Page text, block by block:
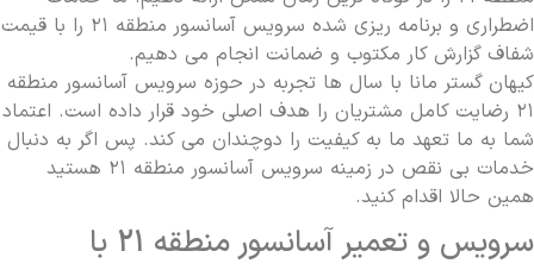
اضطراری و برنامه ریزی شده سرویس آسانسور منطقه ۲۱ را با قیمت
شفاف گزارش کار مکتوب و ضمانت انجام می دهیم.
کیهان گستر مانا با سال ها تجربه در حوزه سرویس آسانسور منطقه
۲۱ رضایت کامل مشتریان را هدف اصلی خود قرار داده است. اعتماد
شما به ما تعهد ما به کیفیت را دوچندان می کند. پس اگر به دنبال
خدمات بی نقص در زمینه سرویس آسانسور منطقه ۲۱ هستید
همین حالا اقدام کنید.
سرویس و تعمیر آسانسور منطقه 21 با